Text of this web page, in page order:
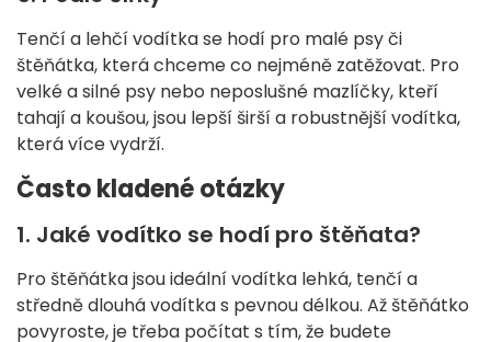
Tenčí a lehčí vodítka se hodí pro malé psy či
štěňátka, která chceme co nejméně zatěžovat. Pro
velké a silné psy nebo neposlušné mazlíčky, kteří
tahají a koušou, jsou lepší širší a robustnější vodítka,
která více vydrží.
Často kladené otázky
1. Jaké vodítko se hodí pro štěňata?
Pro štěňátka jsou ideální vodítka lehká, tenčí a
středně dlouhá vodítka s pevnou délkou. Až štěňátko
povyroste, je třeba počítat s tím, že budete